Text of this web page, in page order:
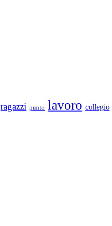
ragazzi punto lavoro collegio